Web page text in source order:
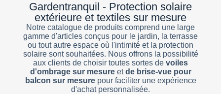
Gardentranquil - Protection solaire
extérieure et textiles sur mesure
Notre catalogue de produits comprend une large
gamme d'articles conçus pour le jardin, la terrasse
ou tout autre espace où l'intimité et la protection
solaire sont souhaitées. Nous offrons la possibilité
aux clients de choisir toutes sortes de voiles
d'ombrage sur mesureetde brise-vue pour
balcon sur mesurepour faciliter une expérience
d'achat personnalisée.